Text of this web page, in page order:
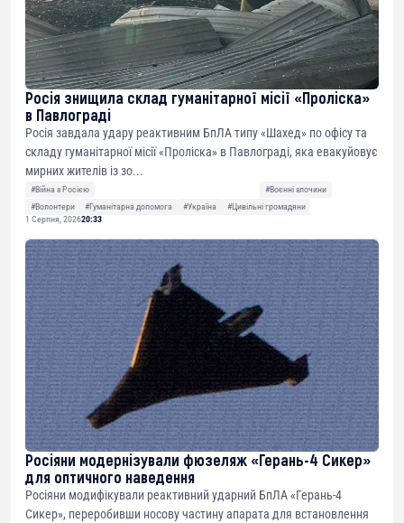
Росія знищила склад гуманітарної місії «Проліска»
в Павлограді
Росія завдала удару реактивним БпЛА типу «Шахед» по офісу та
складу гуманітарної місії «Проліска» в Павлограді, яка евакуйовує
мирних жителів із зо...
#Війна з Росією
#Воєнні злочини
#Волонтери
#Гуманітарна допомога #Україна
#Цивільні громадяни
1 Серпня, 202620:33
Росіяни модернізували фюзеляж «Герань-4 Сикер»
для оптичного наведення
Росіяни модифікували реактивний ударний БпЛА «Герань-4
Сикер», переробивши носову частину апарата для встановлення